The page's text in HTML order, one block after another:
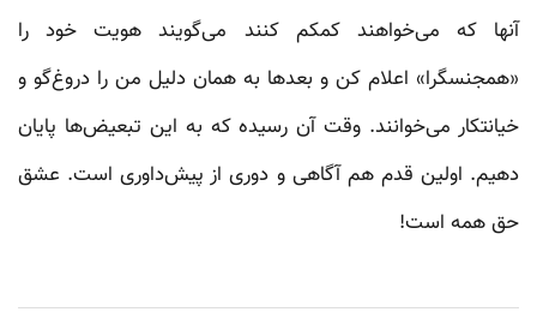
آنها که می‌خواهند کمکم کنند می‌گویند هویت خود را
«همجنسگرا» اعلام کن و بعدها به همان دلیل من را دروغ‌گو و
خیانتکار می‌خوانند. وقت آن رسیده که به این تبعیض‌ها پایان
دهیم. اولین قدم هم آگاهی و دوری از پیش‌داوری است. عشق
حق همه است!